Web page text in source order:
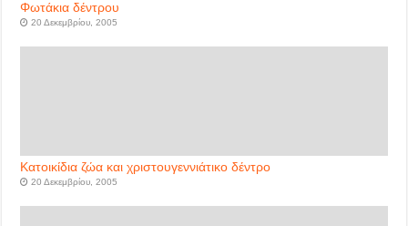
Φωτάκια δέντρου
20 Δεκεμβρίου, 2005
Κατοικίδια ζώα και χριστουγεννιάτικο δέντρο
20 Δεκεμβρίου, 2005